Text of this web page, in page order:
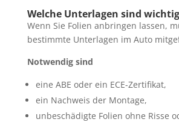
Welche Unterlagen sind
Wenn Sie Folien anbringen lassen,
bestimmte Unterlagen im Auto
Notwendig sind
eine ABE oder ein ECE-Zertifikat,
ein Nachweis der Montage,
unbeschädigte Folien ohne Risse